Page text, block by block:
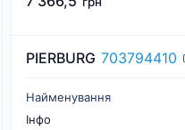
PIERBURG 703794410
Найменування
Інфо